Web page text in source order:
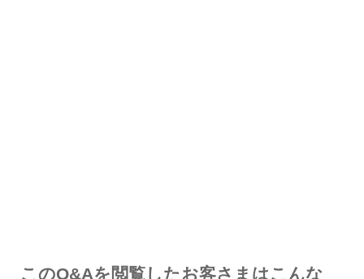
このQ&Aを閲覧したお客さまはこんな